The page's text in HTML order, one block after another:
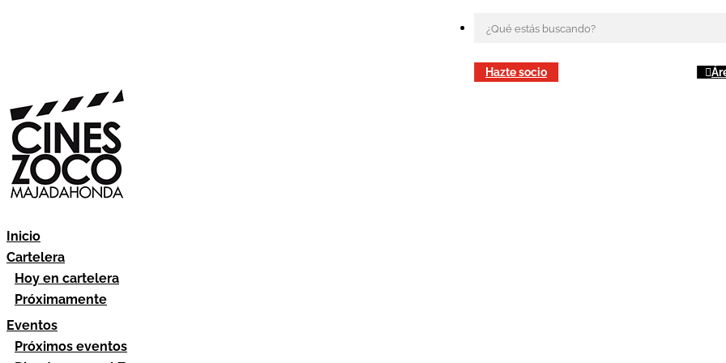
Hazte socio
Inicio
Cartelera
Hoy en cartelera
Próximamente
Eventos
Próximos eventos